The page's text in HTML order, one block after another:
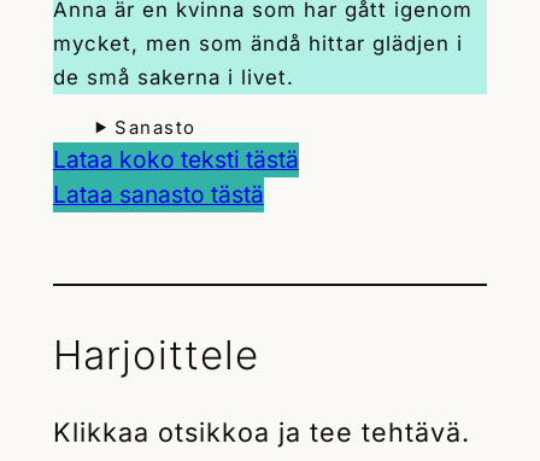
Anna är en kvinna som har gått igenom
mycket, men som ändå hittar glädjen i
de små sakerna i livet.
Sanasto
Lataa koko teksti tästä
Lataa sanasto tästä
Harjoittele
Klikkaa otsikkoa ja tee tehtävä.